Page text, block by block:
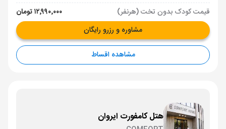
قیمت کودک بدون تخت (هرنفر)
۱۲٬۹۹۰٬۰۰۰ تومان
مشاوره و رزرو رایگان
مشاهده اقساط
هتل کامفورت ایروان